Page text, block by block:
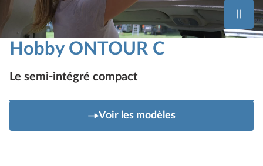
Hobby ONTOUR C
Le semi-intégré compact
Voir les modèles